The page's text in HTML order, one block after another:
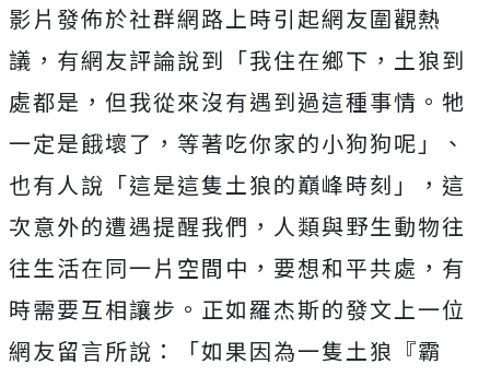
影片發佈於社群網路上時引起網友圍觀熱
議，有網友評論說到「我住在鄉下，土狼到
處都是，但我從來沒有遇到過這種事情。牠
一定是餓壞了，等著吃你家的小狗狗呢」、
也有人說「這是這隻土狼的巔峰時刻」，這
次意外的遭遇提醒我們，人類與野生動物往
往生活在同一片空間中，要想和平共處，有
時需要互相讓步。正如羅杰斯的發文上一位
網友留言所說：「如果因為一隻土狼『霸